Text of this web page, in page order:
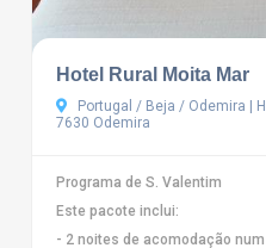
Hotel Rural Moita Mar
Portugal / Beja / Odemira |
7630 Odemira
Programa de S. Valentim
Este pacote inclui:
- 2 noites de acomodação